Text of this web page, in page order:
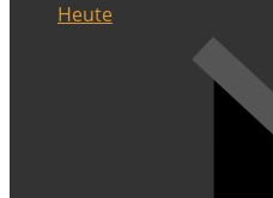
Heute